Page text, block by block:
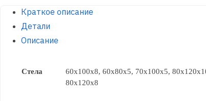
Краткое описание
Детали
Описание
Стела
60x100x8, 60x80x5, 70x100x5,
80x120x8